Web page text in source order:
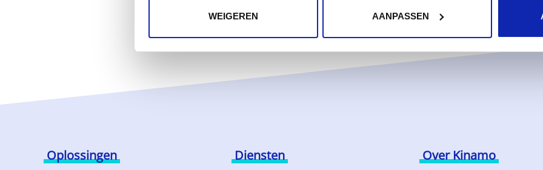
WEIGEREN AANPASSEN
Oplossingen Diensten Over Kinamo